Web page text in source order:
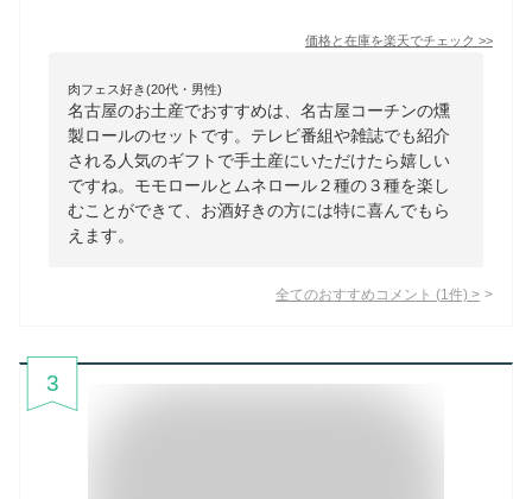
価格と在庫を楽天でチェック >>
肉フェス好き(20代・男性)
名古屋のお土産でおすすめは、名古屋コーチンの燻
製ロールのセットです。テレビ番組や雑誌でも紹介
される人気のギフトで手土産にいただけたら嬉しい
ですね。モモロールとムネロール２種の３種を楽し
むことができて、お酒好きの方には特に喜んでもら
えます。
全てのおすすめコメント (1 件) >
3